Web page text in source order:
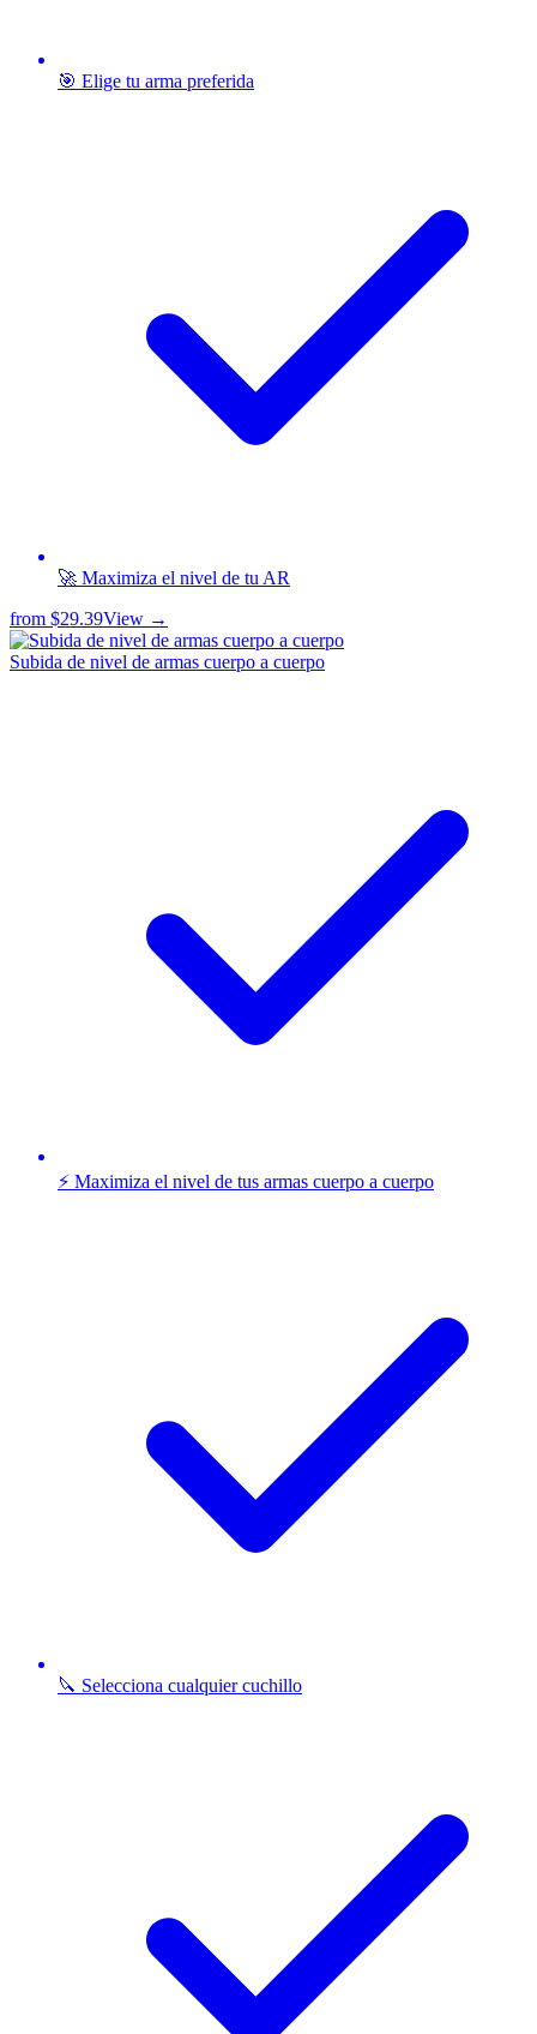
🎯 Elige tu arma preferida
🚀 Maximiza el nivel de tu AR
from $29.39View →
Subida de nivel de armas cuerpo a cuerpo
⚡ Maximiza el nivel de tus armas cuerpo a cuerpo
🔪 Selecciona cualquier cuchillo